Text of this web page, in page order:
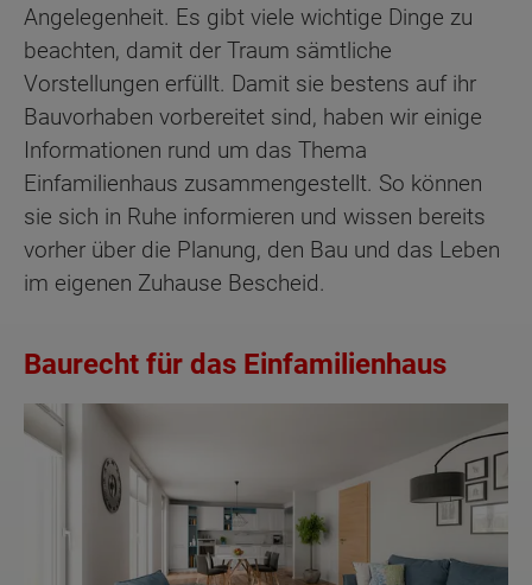
Angelegenheit. Es gibt viele wichtige Dinge zu
beachten, damit der Traum sämtliche
Vorstellungen erfüllt. Damit sie bestens auf ihr
Bauvorhaben vorbereitet sind, haben wir einige
Informationen rund um das Thema
Einfamilienhaus zusammengestellt. So können
sie sich in Ruhe informieren und wissen bereits
vorher über die Planung, den Bau und das Leben
im eigenen Zuhause Bescheid.
Baurecht für das Einfamilienhaus